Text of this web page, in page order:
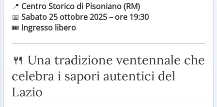
📍 Centro Storico di Pisoniano (RM)
📅 Sabato 25 ottobre 2025 – ore 19:30
🎟️ Ingresso libero
🍴 Una tradizione ventennale che
celebra i sapori autentici del
Lazio